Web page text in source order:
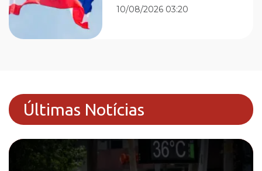
10/08/2026 03:20
Últimas Notícias